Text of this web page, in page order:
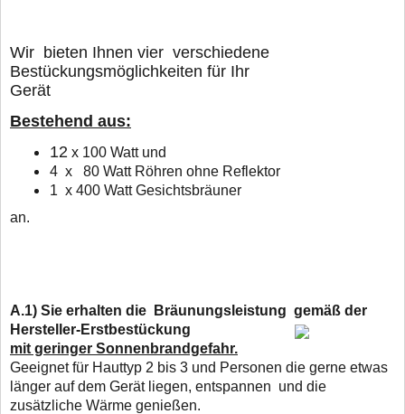
Wir bieten Ihnen vier verschiedene
Bestückungsmöglichkeiten für Ihr
Gerät
Bestehend aus:
12 x 100 Watt und
4 x 80 Watt Röhren ohne Reflektor
1 x 400 Watt Gesichtsbräuner
an.
A.1) Sie erhalten die Bräunungsleistung gemäß der
Hersteller-Erstbestückung
mit geringer Sonnenbrandgefahr.
Geeignet für Hauttyp 2 bis 3 und Personen die gerne etwas
länger auf dem Gerät liegen, entspannen und die
zusätzliche Wärme genießen.